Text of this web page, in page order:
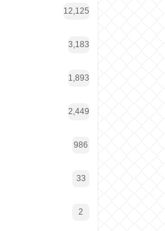
12,125
3,183
1,893
2,449
986
33
2